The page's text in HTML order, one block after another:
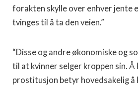
forakten skylle over enhver jente
tvinges til å ta den veien.”
“Disse og andre økonomiske og
til at kvinner selger kroppen sin. Å
prostitusjon betyr hovedsakelig å